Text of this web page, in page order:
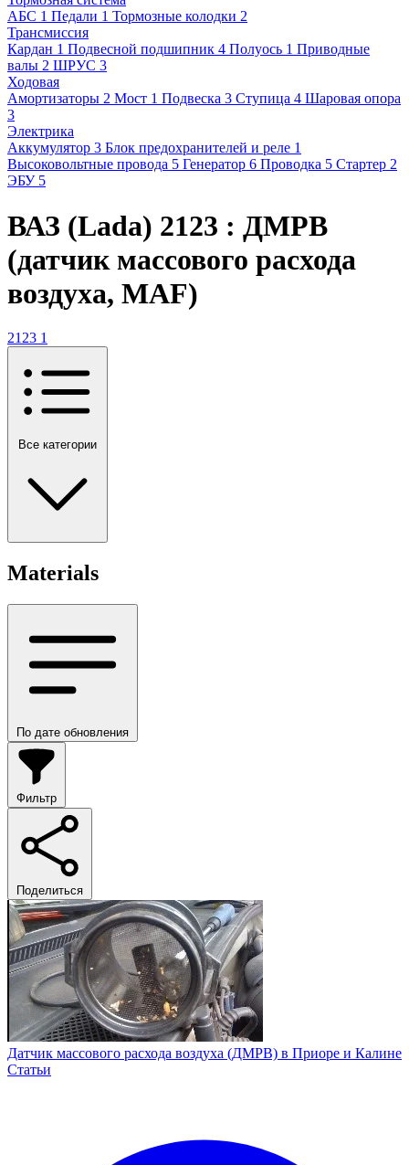
АБС 1 Педали 1 Тормозные колодки 2
Трансмиссия
Кардан 1 Подвесной подшипник 4 Полуось 1 Приводные
валы 2 ШРУС 3
Ходовая
Амортизаторы 2 Мост 1 Подвеска 3 Ступица 4 Шаровая опора
3
Электрика
Аккумулятор 3 Блок предохранителей и реле 1
Высоковольтные провода 5 Генератор 6 Проводка 5 Стартер 2
ЭБУ 5
ВАЗ (Lada) 2123 : ДМРВ
(датчик массового расхода
воздуха, MAF)
2123 1
Все категории
Materials
По дате обновления
Фильтр
Поделиться
Датчик массового расхода воздуха (ДМРВ) в Приоре и Калине
Статьи